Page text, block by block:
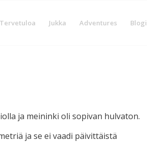
Tervetuloa Jukka Adventures Blogi
ja meininki oli sopivan hulvaton.
ja se ei vaadi päivittäistä